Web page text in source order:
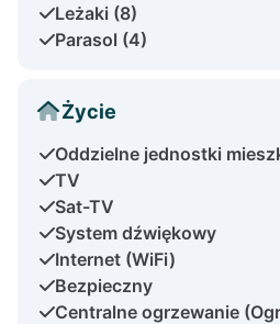
Leżaki (8)
Parasol (4)
Życie
Oddzielne jednostki
TV
Sat-TV
System dźwiękowy
Internet (WiFi)
Bezpieczny
Centralne ogrzewanie